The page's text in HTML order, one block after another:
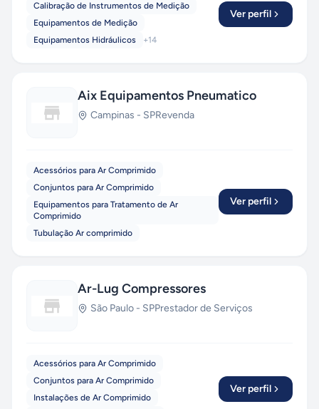
Calibração de Instrumentos de Medição
Equipamentos de Medição
Equipamentos Hidráulicos
+14
Ver perfil
Aix Equipamentos Pneumatico
Campinas - SPRevenda
Acessórios para Ar Comprimido
Conjuntos para Ar Comprimido
Equipamentos para Tratamento de Ar
Comprimido
Tubulação Ar comprimido
Ver perfil
Ar-Lug Compressores
São Paulo - SPPrestador de Serviços
Acessórios para Ar Comprimido
Conjuntos para Ar Comprimido
Instalações de Ar Comprimido
Ver perfil